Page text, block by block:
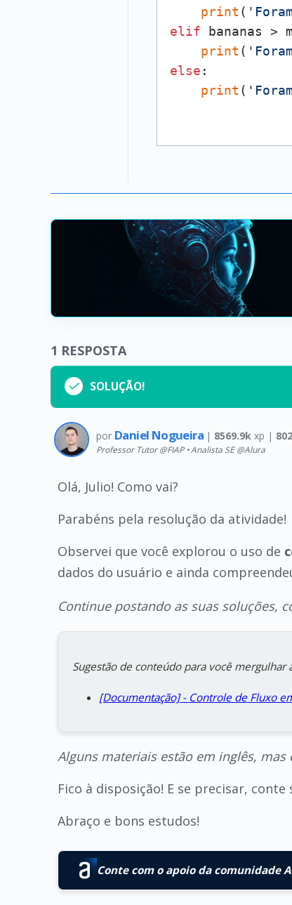
print (
elif bananas >
print (
else :
print (
1 RESPOSTA
SOLUÇÃO!
por Daniel Nogueira | 8569.9k xp |
Professor Tutor @FIAP • Analista SE @Alura
Olá, Julio! Como vai?
Parabéns pela resolução da atividade!
Observei que você explorou o uso de
dados do usuário e ainda
Continue postando as suas soluções,
Sugestão de conteúdo para você mergulhar
[Documentação] - Controle de Fluxo
Alguns materiais estão em inglês,
Fico à disposição! E se precisar,
Abraço e bons estudos!
Conte com o apoio da comunidade